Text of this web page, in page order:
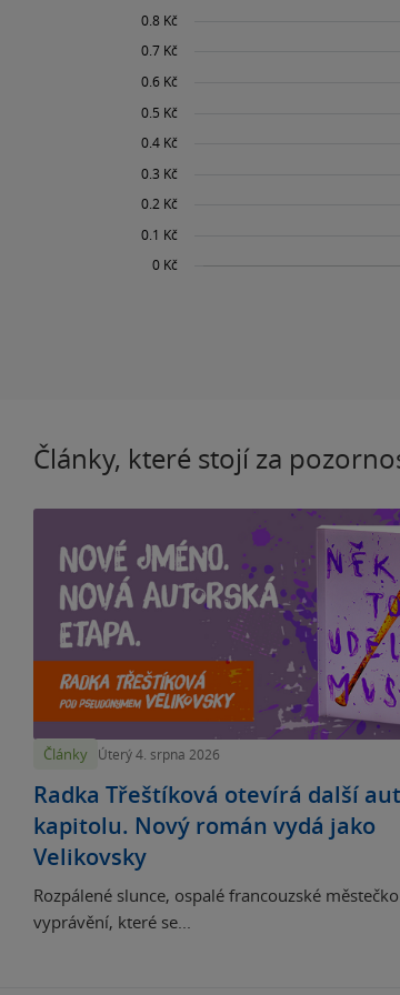
Články, které stojí za
Články Úterý 4. srpna 2026
Radka Třeštíková otevírá další
kapitolu. Nový román vydá jako
Velikovsky
Rozpálené slunce, ospalé francouzské
vyprávění, které se...